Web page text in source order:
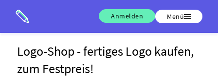
Anmelden Menü
Logo-Shop - fertiges Logo kaufen,
zum Festpreis!